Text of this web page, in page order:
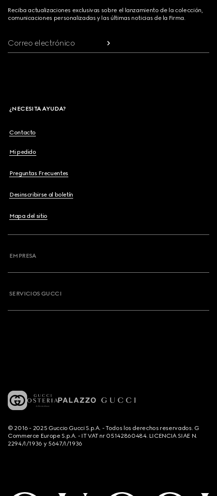
Reciba actualizaciones exclusivas sobre el lanzamiento de la colección,
comunicaciones personalizadas y las últimas noticias de la Firma.
Correo electrónico
¿NECESITA AYUDA?
Contacto
Mi pedido
Preguntas Frecuentes
Desinscribirse al boletín
Mapa del sitio
EMPRESA
SERVICIOS GUCCI
© 2016 - 2025 Guccio Gucci S.p.A. - Todos los derechos reservados. G
Commerce Europe S.p.A. - IT VAT nr 05142860484. LICENCIA SIAE N.
2294/I/1936 y 5647/I/1936